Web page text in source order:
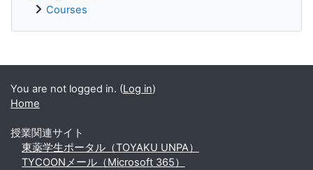
Courses
Supplementary blocks
You are not logged in. (Log in)
Home
授業関連サイト
東薬学生ポータル（TOYAKU UNPA）
TYCOONメール（Microsoft 365）